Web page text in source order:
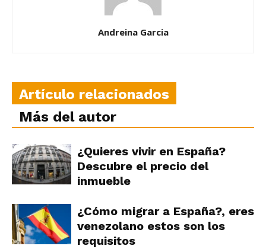
Andreina Garcia
Artículo relacionados
Más del autor
¿Quieres vivir en España?
Descubre el precio del
inmueble
¿Cómo migrar a España?, eres
venezolano estos son los
requisitos